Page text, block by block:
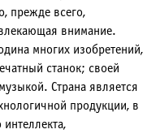
прежде всего,
внимание.
многих изобретений,
станок; своей
Страна является
продукции, в